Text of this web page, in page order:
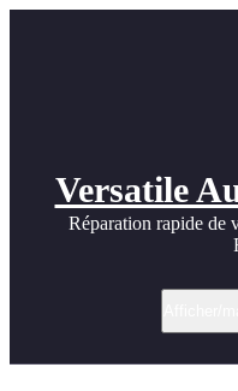
Versatile
Réparation rapide de